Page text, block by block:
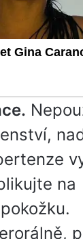
na